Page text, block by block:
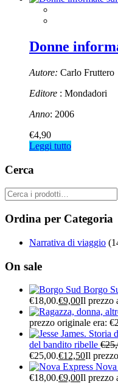
Donne
Autore: Carlo Fruttero
Editore : Mondadori
Anno: 2006
€4,90
Leggi tutto
Cerca
Ordina per Categoria
Narrativa di viaggio
On sale
Borgo
€18,00.€9,00Il prezzo
prezzo originale era:
del bandito ribelle €
€25,00.€12,50Il
Nova
€18,00.€9,00Il prezzo